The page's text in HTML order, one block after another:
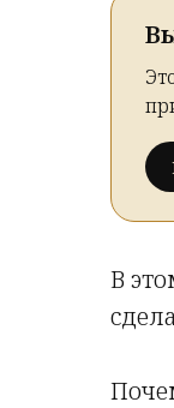
В